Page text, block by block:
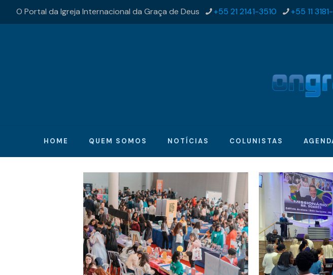
O Portal da Igreja Internacional da Graça de Deus +55 21 2141-3510 +55 11
HOME QUEM SOMOS NOTÍCIAS COLUNISTAS